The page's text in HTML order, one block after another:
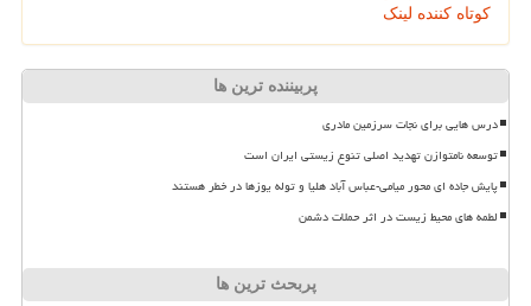
کوتاه کننده لینک
پربیننده ترین ها
درس هایی برای نجات سرزمین مادری
توسعه نامتوازن تهدید اصلی تنوع زیستی ایران است
پایش جاده ای محور میامی-عباس آباد هلیا و توله یوزها در خطر هستند
لطمه های محیط زیست در اثر حملات دشمن
پربحث ترین ها